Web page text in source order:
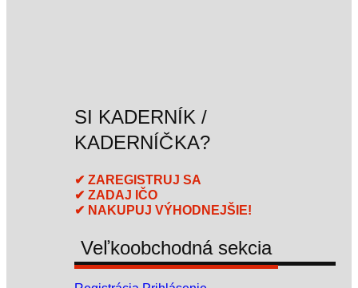
SI KADERNÍK /
KADERNÍČKA?
✔ ZAREGISTRUJ SA
✔ ZADAJ IČO
✔ NAKUPUJ VÝHODNEJŠIE!
Veľkoobchodná sekcia